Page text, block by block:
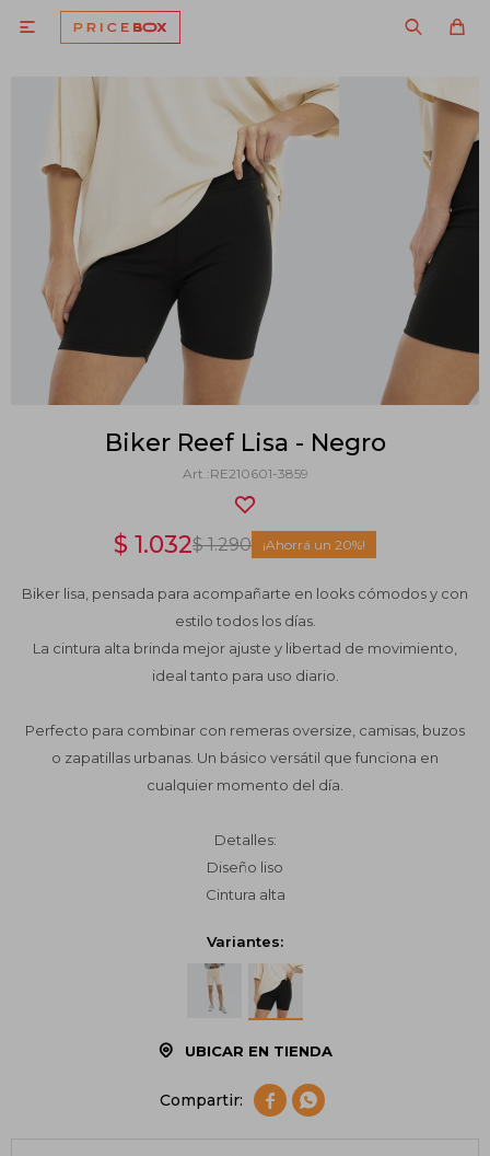

Biker Reef Lisa - Negro
RE210601-3859
$ 1.032$ 1.290 20
Biker lisa, pensada para acompañarte en looks cómodos y con
estilo todos los días.
La cintura alta brinda mejor ajuste y libertad de movimiento,
ideal tanto para uso diario.
Perfecto para combinar con remeras oversize, camisas, buzos
o zapatillas urbanas. Un básico versátil que funciona en
cualquier momento del día.
Detalles:
Diseño liso
Cintura alta
Variantes:
UBICAR EN TIENDA
 